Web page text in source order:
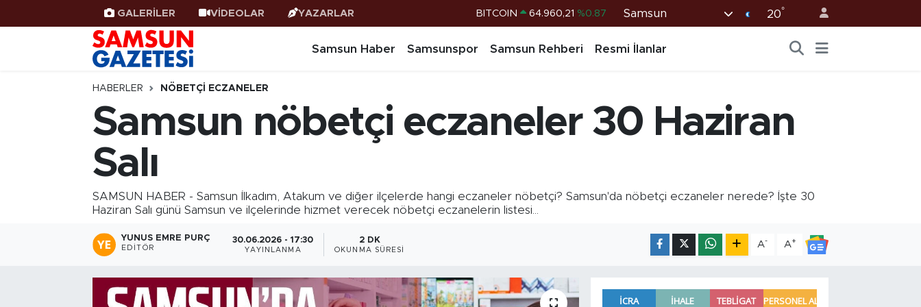
GALERİLER VİDEOLAR YAZARLAR DOLAR 47,7436 %0.18
BİST100 13.779 %-14
BITCOIN 64.960,21 %0.87
Samsun 20°
Samsun Haber Samsunspor Samsun Rehberi Resmi İlanlar
HABERLER NÖBETÇI ECZANELER
Samsun nöbetçi eczaneler 30 Haziran
Salı
SAMSUN HABER - Samsun İlkadım, Atakum ve diğer ilçelerde hangi eczaneler nöbetçi? Samsun'da nöbetçi eczaneler nerede? İşte 30
Haziran Salı günü Samsun ve ilçelerinde hizmet verecek nöbetçi eczanelerin listesi...
YUNUS EMRE PURÇ
EDITÖR
30.06.2026 - 17:30
YAYINLANMA
2 DK
OKUNMA SÜRESI
A- A+
Samsun Haber
Samsunspor
Samsun Rehberi
Resmi İlanlar
Samsun Nöbetçi Eczaneler
Samsun Hava Durumu
SAMSUN Namaz Vakitleri
Samsun Trafik Yoğunluk Haritası
Süper Lig Puan Durumu ve Fikstür
Haber Arşivi